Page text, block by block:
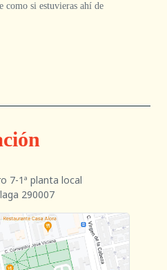
como si estuvieras ahí de
7-1ª planta local
290007